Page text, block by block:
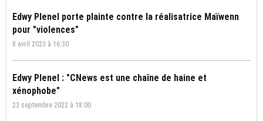
Edwy Plenel porte plainte contre la réalisatrice Maïwenn
pour "violences"
8 avril 2023 à 16:30
Edwy Plenel : "CNews est une chaîne de haine et
xénophobe"
23 septembre 2022 à 18:00